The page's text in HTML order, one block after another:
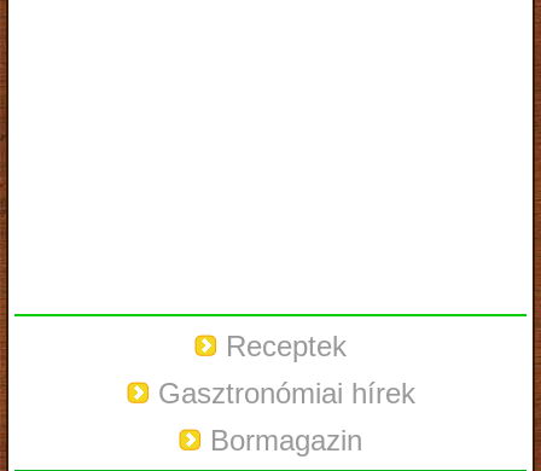
Receptek
Gasztronómiai hírek
Bormagazin